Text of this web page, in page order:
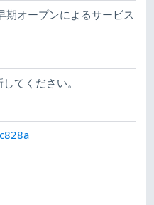
オープンによるサービス
てください。